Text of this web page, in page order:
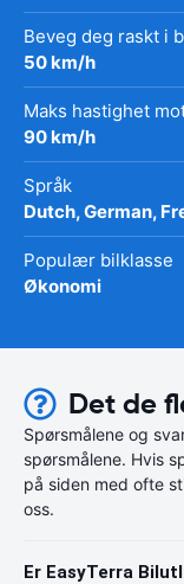
Beveg deg raskt i
50 km/h
Maks hastighet
90 km/h
Språk
Dutch, German,
Populær bilklasse
Økonomi
Det de
Spørsmålene og
spørsmålene. Hvis
på siden med ofte
oss.
Er EasyTerra